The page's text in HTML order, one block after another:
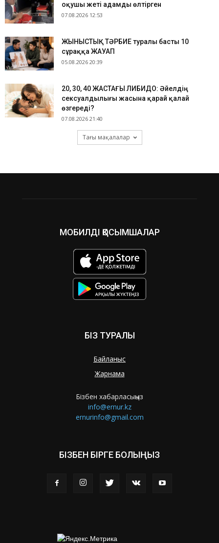
оқушы жеті адамды өлтірген
07.08.2026 12:53
ЖЫНЫСТЫҚ ТӘРБИЕ туралы басты 10
сұраққа ЖАУАП
05.08.2026 20:39
​20, 30, 40 ЖАСТАҒЫ ЛИБИДО: Әйелдің
сексуалдылығы жасына қарай қалай
өзгереді?
07.08.2026 21:40
Тағы мақалалар
МОБИЛДІ ҚОСЫМШАЛАР
БІЗ ТУРАЛЫ
Байланыс
Жарнама
Бізбен хабарласыңыз
info@ernur.kz
ernurinfo@gmail.com
БІЗБЕН БІРГЕ БОЛЫҢЫЗ